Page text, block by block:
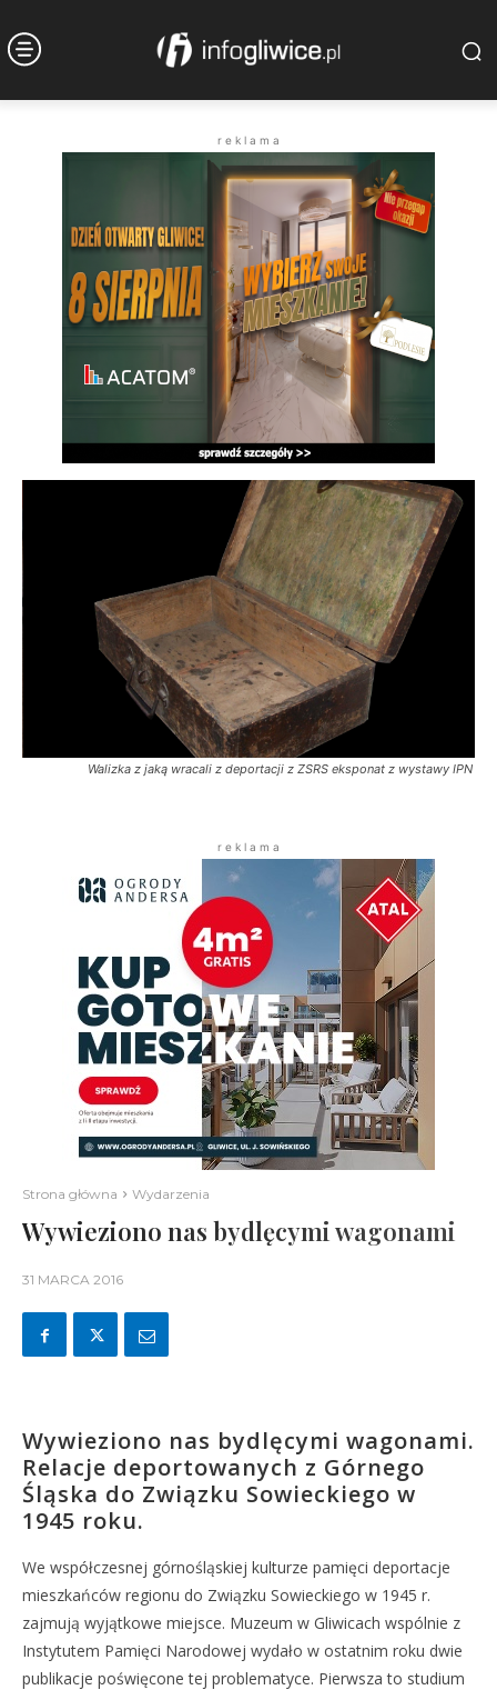
r e k l a m a
Walizka z jaką wracali z deportacji z ZSRS eksponat z wystawy IPN
r e k l a m a
Strona główna Wydarzenia
Wywieziono nas bydlęcymi wagonami
31 MARCA 2016
Wywieziono nas bydlęcymi wagonami.
Relacje deportowanych z Górnego
Śląska do Związku Sowieckiego w
1945 roku.
We współczesnej górnośląskiej kulturze pamięci deportacje
mieszkańców regionu do Związku Sowieckiego w 1945 r.
zajmują wyjątkowe miejsce. Muzeum w Gliwicach wspólnie z
Instytutem Pamięci Narodowej wydało w ostatnim roku dwie
publikacje poświęcone tej problematyce. Pierwsza to studium